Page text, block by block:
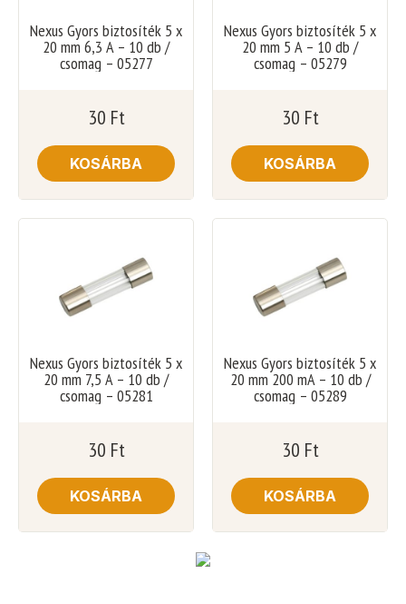
Nexus Gyors biztosíték 5 x
20 mm 6,3 A – 10 db /
csomag – 05277
30 Ft
KOSÁRBA
Nexus Gyors biztosíték 5 x
20 mm 5 A – 10 db /
csomag – 05279
30 Ft
KOSÁRBA
Nexus Gyors biztosíték 5 x
20 mm 7,5 A – 10 db /
csomag – 05281
30 Ft
KOSÁRBA
Nexus Gyors biztosíték 5 x
20 mm 200 mA – 10 db /
csomag – 05289
30 Ft
KOSÁRBA